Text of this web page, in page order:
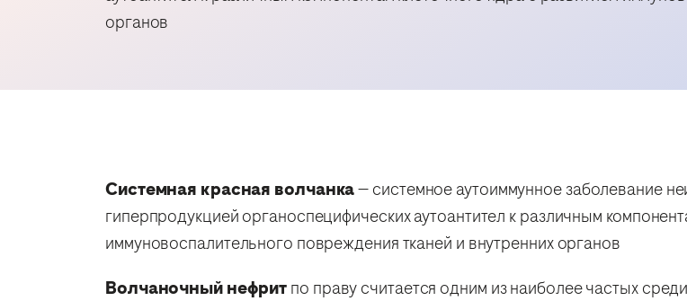
органов
Системная красная волчанка— системное аутоиммунное заболевание
гиперпродукцией органоспецифических аутоантител к различным
иммуновоспалительного повреждения тканей и внутренних органов
Волчаночный нефритпо праву считается одним из наиболее частых